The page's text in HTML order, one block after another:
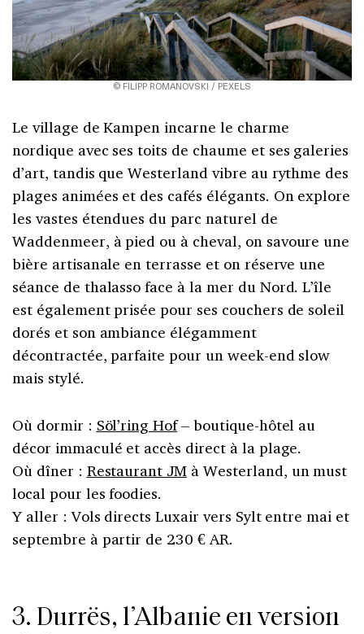
© FILIPP ROMANOVSKI / PEXELS
Le village de Kampen incarne le charme
nordique avec ses toits de chaume et ses galeries
d’art, tandis que Westerland vibre au rythme des
plages animées et des cafés élégants. On explore
les vastes étendues du parc naturel de
Waddenmeer, à pied ou à cheval, on savoure une
bière artisanale en terrasse et on réserve une
séance de thalasso face à la mer du Nord. L’île
est également prisée pour ses couchers de soleil
dorés et son ambiance élégamment
décontractée, parfaite pour un week-end slow
mais stylé.
Où dormir : Söl’ring Hof– boutique-hôtel au
décor immaculé et accès direct à la plage.
Où dîner : Restaurant JM à Westerland, un must
local pour les foodies.
Y aller : Vols directs Luxair vers Sylt entre mai et
septembre à partir de 230 € AR.
3. Durrës, l’Albanie en version